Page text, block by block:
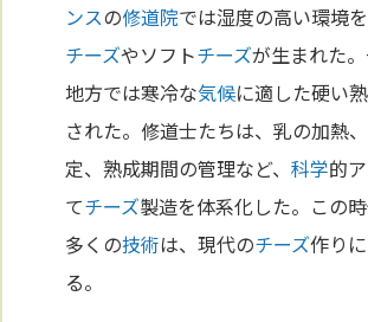
ンスの修道院では湿度の高い環境
チーズやソフトチーズが生まれた
地方では寒冷な気候に適した硬い
された。修道士たちは、乳の加熱
定、熟成期間の管理など、科学的
てチーズ製造を体系化した。この
多くの技術は、現代のチーズ作り
る。